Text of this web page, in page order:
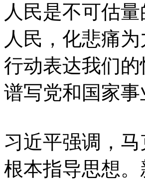
人民是不可估
人民，化悲痛
行动表达我们
谱写党和国家
习近平强调，
根本指导思想